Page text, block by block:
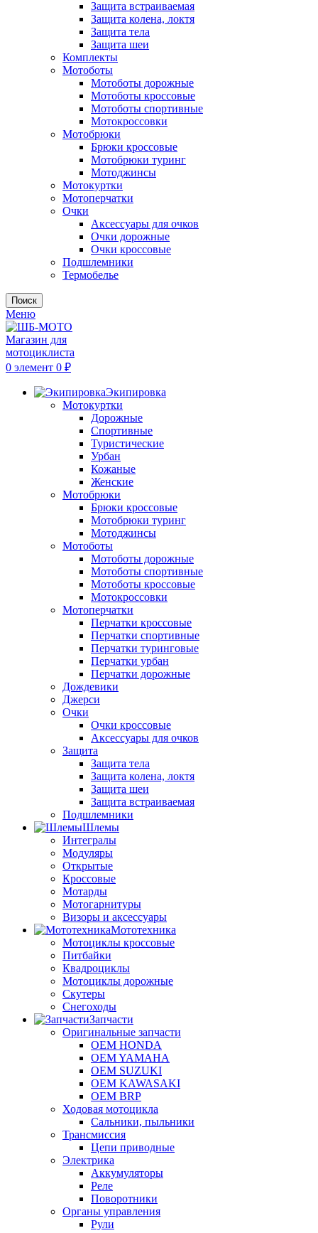
Защита встраиваемая
Защита колена, локтя
Защита тела
Защита шеи
Комплекты
Мотоботы
Мотоботы дорожные
Мотоботы кроссовые
Мотоботы спортивные
Мотокроссовки
Мотобрюки
Брюки кроссовые
Мотобрюки туринг
Мотоджинсы
Мотокуртки
Мотоперчатки
Очки
Аксессуары для очков
Очки дорожные
Очки кроссовые
Подшлемники
Термобелье
Поиск
Меню
0 элемент 0 ₽
Экипировка
Мотокуртки
Дорожные
Спортивные
Туристические
Урбан
Кожаные
Женские
Мотобрюки
Брюки кроссовые
Мотобрюки туринг
Мотоджинсы
Мотоботы
Мотоботы дорожные
Мотоботы спортивные
Мотоботы кроссовые
Мотокроссовки
Мотоперчатки
Перчатки кроссовые
Перчатки спортивные
Перчатки туринговые
Перчатки урбан
Перчатки дорожные
Дождевики
Джерси
Очки
Очки кроссовые
Аксессуары для очков
Защита
Защита тела
Защита колена, локтя
Защита шеи
Защита встраиваемая
Подшлемники
Шлемы
Интегралы
Модуляры
Открытые
Кроссовые
Мотарды
Мотогарнитуры
Визоры и аксессуары
Мототехника
Мотоциклы кроссовые
Питбайки
Квадроциклы
Мотоциклы дорожные
Скутеры
Снегоходы
Запчасти
Оригинальные запчасти
OEM HONDA
OEM YAMAHA
OEM SUZUKI
OEM KAWASAKI
OEM BRP
Ходовая мотоцикла
Сальники, пыльники
Трансмиссия
Цепи приводные
Электрика
Аккумуляторы
Реле
Поворотники
Органы управления
Рули